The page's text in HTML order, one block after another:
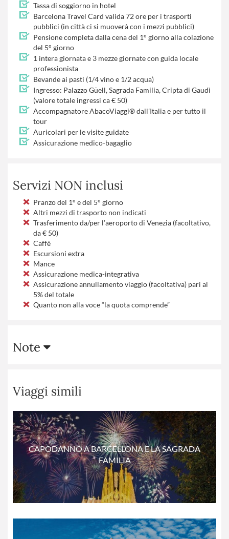
Tassa di soggiorno in hotel
Barcelona Travel Card valida 72 ore per i trasporti
pubblici (in città ci si muoverà con i mezzi pubblici)
Pensione completa dalla cena del 1° giorno alla colazione
del 5° giorno
1 intera giornata e 3 mezze giornate con guida locale
professionista
Bevande ai pasti (1/4 vino e 1/2 acqua)
Ingresso: Palazzo Güell, Sagrada Familia, Cripta di Gaudì
(valore totale ingressi ca € 50)
Accompagnatore AbacoViaggi® dall’Italia e per tutto il
tour
Auricolari per le visite guidate
Assicurazione medico-bagaglio
Servizi NON inclusi
Pranzo del 1° e del 5° giorno
Altri mezzi di trasporto non indicati
Trasferimento da/per l’aeroporto di Venezia (facoltativo,
da € 50)
Caffè
Escursioni extra
Mance
Assicurazione medica-integrativa
Assicurazione annullamento viaggio (facoltativa) pari al
5% del totale
Quanto non alla voce “la quota comprende”
Note
Viaggi simili
CAPODANNO A BARCELLONA E LA SAGRADA
FAMILIA